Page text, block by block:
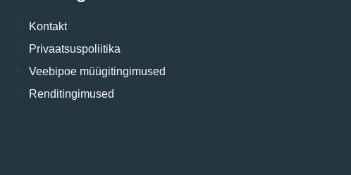
Kontakt
Privaatsuspoliitika
Veebipoe müügitingimused
Renditingimused